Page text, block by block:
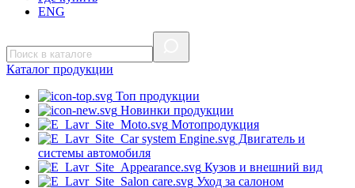
ENG
Каталог продукции
Топ продукции
Новинки продукции
Мотопродукция
Двигатель и
системы автомобиля
Кузов и внешний вид
Уход за салоном